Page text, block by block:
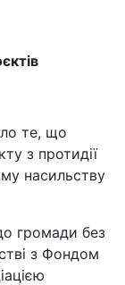
те, що
з протидії
насильству
громади без
з Фондом